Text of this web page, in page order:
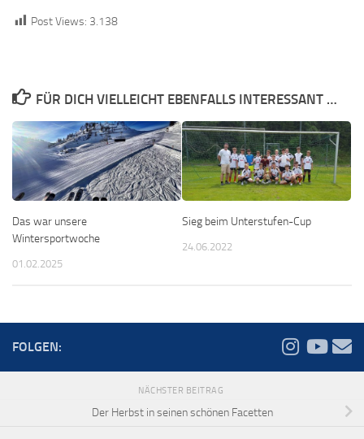
Post Views: 3.138
FÜR DICH VIELLEICHT EBENFALLS INTERESSANT …
Das war unsere
Wintersportwoche
01.02.2025
Sieg beim Unterstufen-Cup
24.06.2022
FOLGEN:
NÄCHSTER BEITRAG
Der Herbst in seinen schönen Facetten